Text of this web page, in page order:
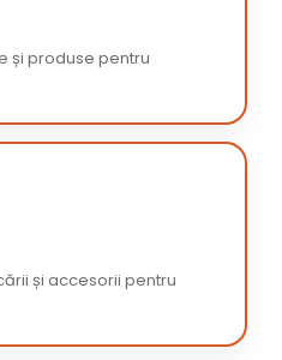
și produse pentru
și accesorii pentru